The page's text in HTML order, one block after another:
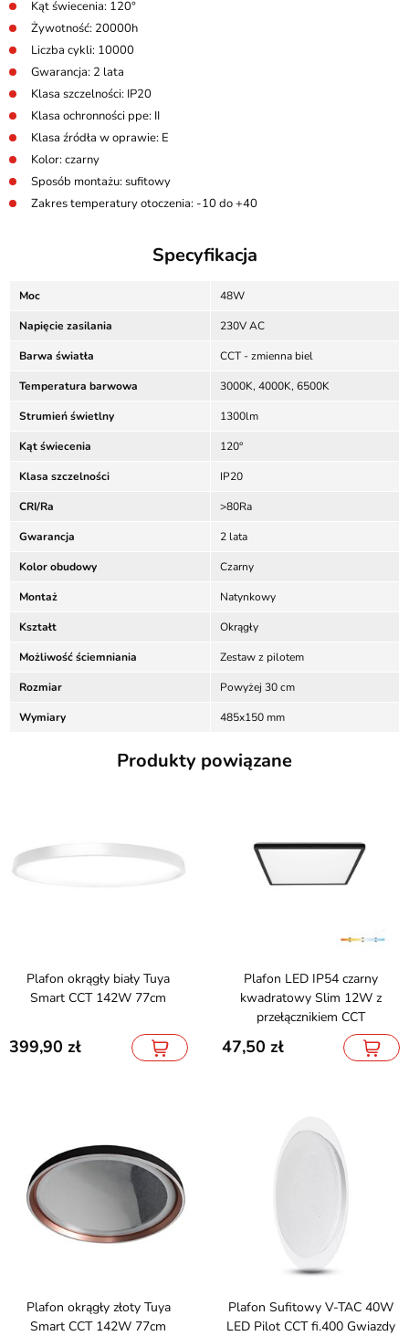
Kąt świecenia: 120°
Żywotność: 20000h
Liczba cykli: 10000
Gwarancja: 2 lata
Klasa szczelności: IP20
Klasa ochronności ppe: II
Klasa źródła w oprawie: E
Kolor: czarny
Sposób montażu: sufitowy
Zakres temperatury otoczenia: -10 do +40
Specyfikacja
Moc 48W
Napięcie zasilania 230V AC
Barwa światła CCT - zmienna biel
Temperatura barwowa 3000K, 4000K, 6500K
Strumień świetlny 1300lm
Kąt świecenia 120°
Klasa szczelności IP20
CRI/Ra >80Ra
Gwarancja 2 lata
Kolor obudowy Czarny
Montaż Natynkowy
Kształt Okrągły
Możliwość ściemniania Zestaw z pilotem
Rozmiar Powyżej 30 cm
Wymiary 485x150 mm
Produkty powiązane
Plafon okrągły biały Tuya
Smart CCT 142W 77cm
399,90
Plafon LED IP54 czarny
kwadratowy Slim 12W z
przełącznikiem CCT
47,50
Plafon okrągły złoty Tuya
Smart CCT 142W 77cm
Plafon Sufitowy V-TAC 40W
LED Pilot CCT fi.400 Gwiazdy